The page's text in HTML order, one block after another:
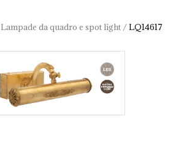
Lampade da quadro e spot light /LQ14617